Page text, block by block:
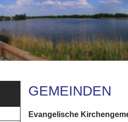
GEMEINDEN
Evangelische